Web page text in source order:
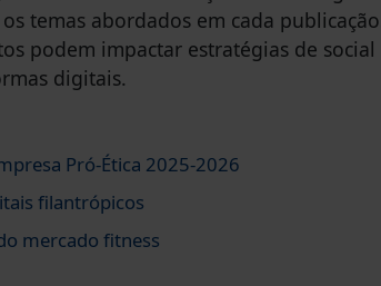
temas abordados em cada
podem impactar estratégias de
digitais.
Pró-Ética 2025-2026
filantrópicos
mercado fitness